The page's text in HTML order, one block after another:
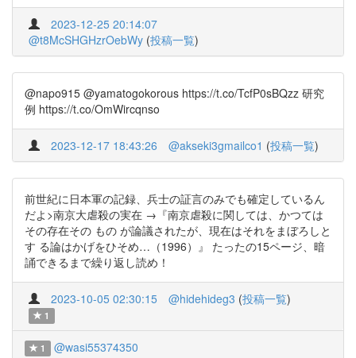
2023-12-25 20:14:07
@t8McSHGHzrOebWy (投稿一覧)
@napo915 @yamatogokorous https://t.co/TcfP0sBQzz 研究
例 https://t.co/OmWircqnso
2023-12-17 18:43:26 @akseki3gmailco1 (投稿一覧)
前世紀に日本軍の記録、兵士の証言のみでも確定しているん
だよ>南京大虐殺の実在 →『南京虐殺に関しては、かつては
その存在その もの が論議されたが、現在はそれをまぼろしと
す る論はかげをひそめ…（1996）』 たったの15ページ、暗
誦できるまで繰り返し読め！
2023-10-05 02:30:15 @hidehideg3 (投稿一覧)
1
1 @wasi55374350